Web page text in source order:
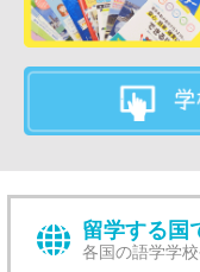
留学する国
各国の語学学